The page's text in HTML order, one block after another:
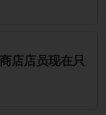
店店员现在只